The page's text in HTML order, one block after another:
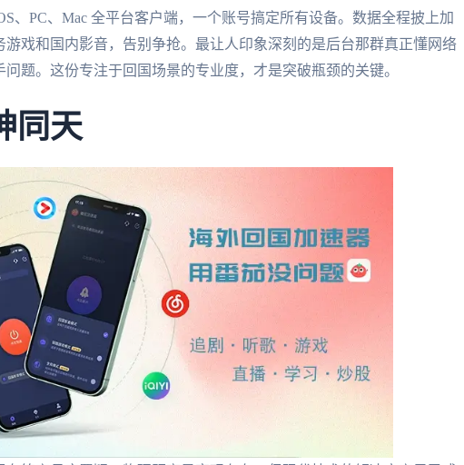
、PC、Mac 全平台客户端，一个账号搞定所有设备。数据全程披上加
戏和国内影音，告别争抢。最让人印象深刻的是后台那群真正懂网络
题。这份专注于回国场景的专业度，才是突破瓶颈的关键。
同天